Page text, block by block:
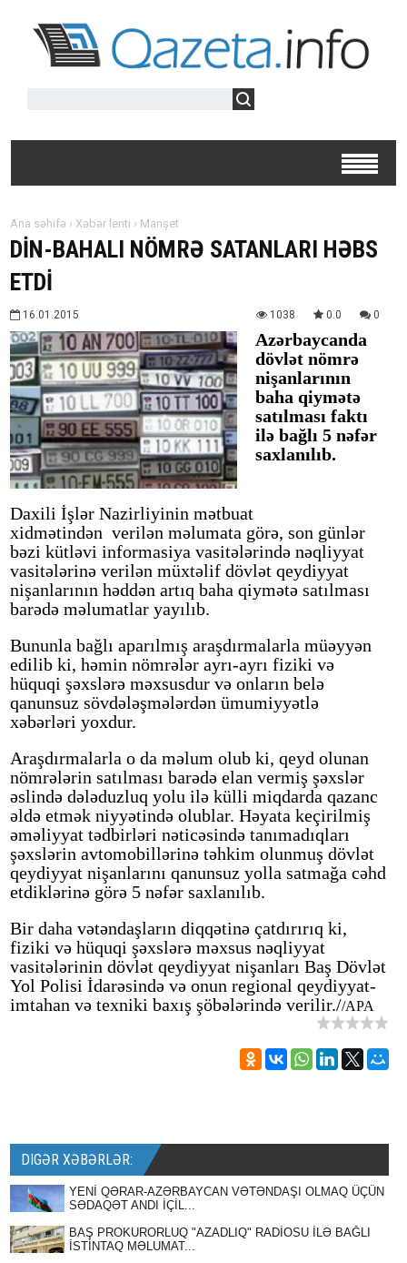
Ana səhifə › Xəbər lenti › Manşet
DİN-BAHALI NÖMRƏ SATANLARI HƏBS
ETDİ
16.01.2015 1038 0.0 0
Azərbaycanda
dövlət nömrə
nişanlarının
baha qiymətə
satılması faktı
ilə bağlı 5 nəfər
saxlanılıb.
Daxili İşlər Nazirliyinin mətbuat
xidmətindən verilən məlumata görə, son günlər
bəzi kütləvi informasiya vasitələrində nəqliyyat
vasitələrinə verilən müxtəlif dövlət qeydiyyat
nişanlarının həddən artıq baha qiymətə satılması
barədə məlumatlar yayılıb.
Bununla bağlı aparılmış araşdırmalarla müəyyən
edilib ki, həmin nömrələr ayrı-ayrı fiziki və
hüquqi şəxslərə məxsusdur və onların belə
qanunsuz sövdələşmələrdən ümumiyyətlə
xəbərləri yoxdur.
Araşdırmalarla o da məlum olub ki, qeyd olunan
nömrələrin satılması barədə elan vermiş şəxslər
əslində dələduzluq yolu ilə külli miqdarda qazanc
əldə etmək niyyətində olublar. Həyata keçirilmiş
əməliyyat tədbirləri nəticəsində tanımadıqları
şəxslərin avtomobillərinə təhkim olunmuş dövlət
qeydiyyat nişanlarını qanunsuz yolla satmağa cəhd
etdiklərinə görə 5 nəfər saxlanılıb.
Bir daha vətəndaşların diqqətinə çatdırırıq ki,
fiziki və hüquqi şəxslərə məxsus nəqliyyat
vasitələrinin dövlət qeydiyyat nişanları Baş Dövlət
Yol Polisi İdarəsində və onun regional qeydiyyat-
imtahan və texniki baxış şöbələrində verilir.//APA
DIGƏR XƏBƏRLƏR:
YENİ QƏRAR-AZƏRBAYCAN VƏTƏNDAŞI OLMAQ ÜÇÜN
SƏDAQƏT ANDI İÇİL...
BAŞ PROKURORLUQ "AZADLIQ" RADİOSU İLƏ BAĞLI
İSTİNTAQ MƏLUMAT...